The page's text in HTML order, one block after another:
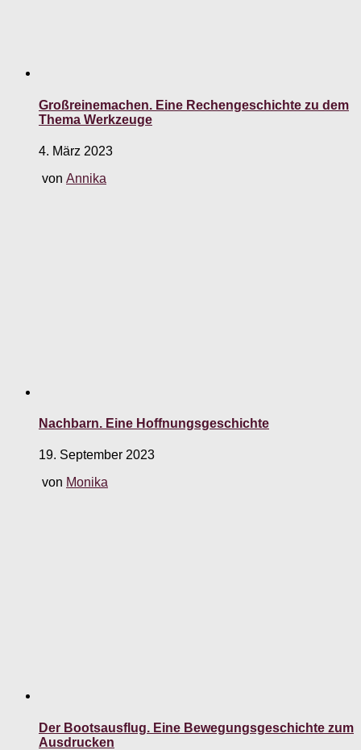
Großreinemachen. Eine Rechengeschichte zu dem
Thema Werkzeuge
4. März 2023
von Annika
Nachbarn. Eine Hoffnungsgeschichte
19. September 2023
von Monika
Der Bootsausflug. Eine Bewegungsgeschichte zum
Ausdrucken